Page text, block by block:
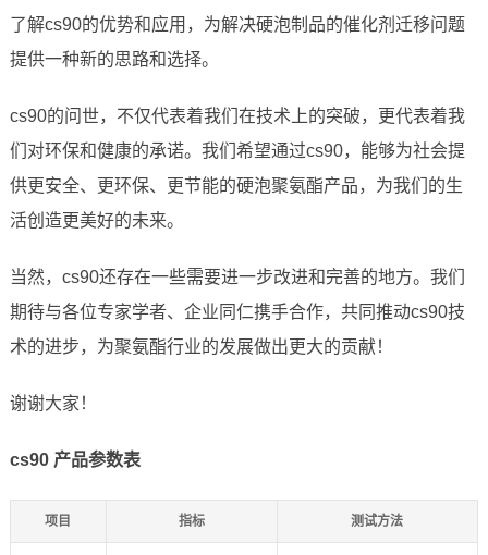
了解cs90的优势和应用，为解决硬泡制品的催化剂迁移问题
提供一种新的思路和选择。
cs90的问世，不仅代表着我们在技术上的突破，更代表着我
们对环保和健康的承诺。我们希望通过cs90，能够为社会提
供更安全、更环保、更节能的硬泡聚氨酯产品，为我们的生
活创造更美好的未来。
当然，cs90还存在一些需要进一步改进和完善的地方。我们
期待与各位专家学者、企业同仁携手合作，共同推动cs90技
术的进步，为聚氨酯行业的发展做出更大的贡献！
谢谢大家！
cs90 产品参数表
项目 指标 测试方法